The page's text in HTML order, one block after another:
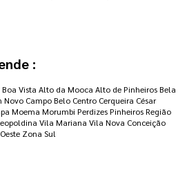
:
Vista Alto da Mooca Alto de Pinheiros Bela
Novo Campo Belo Centro Cerqueira César
Moema Morumbi Perdizes Pinheiros Região
Vila Mariana Vila Nova Conceição
Zona Sul